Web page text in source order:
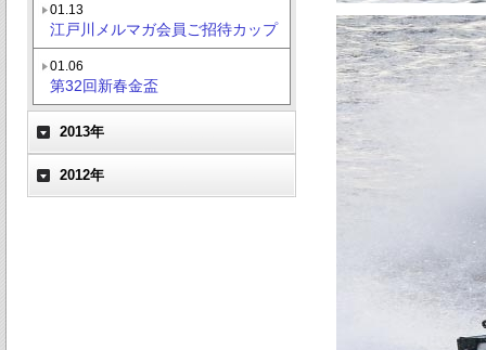
01.13
江戸川メルマガ会員ご招待カップ
01.06
第32回新春金盃
2013年
2012年